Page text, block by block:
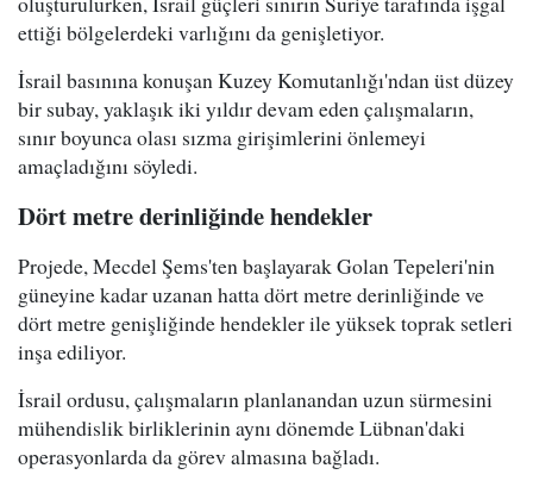
ettiği bölgelerdeki varlığını da genişletiyor.
İsrail basınına konuşan Kuzey Komutanlığı'ndan üst düzey
bir subay, yaklaşık iki yıldır devam eden çalışmaların,
sınır boyunca olası sızma girişimlerini önlemeyi
amaçladığını söyledi.
Dört metre derinliğinde hendekler
Projede, Mecdel Şems'ten başlayarak Golan Tepeleri'nin
güneyine kadar uzanan hatta dört metre derinliğinde ve
dört metre genişliğinde hendekler ile yüksek toprak setleri
inşa ediliyor.
İsrail ordusu, çalışmaların planlanandan uzun sürmesini
mühendislik birliklerinin aynı dönemde Lübnan'daki
operasyonlarda da görev almasına bağladı.